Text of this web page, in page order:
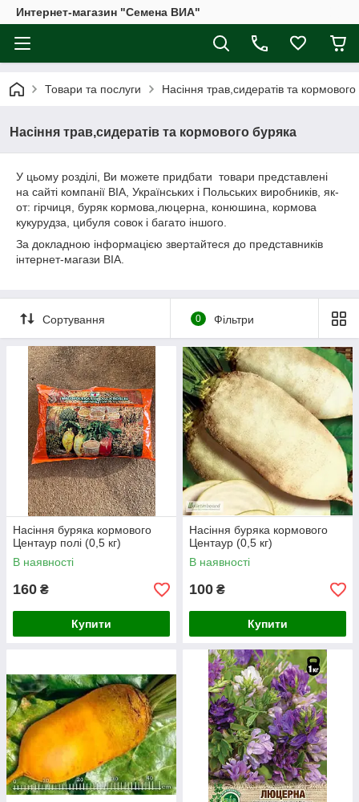
Интернет-магазин "Семена ВИА"
Товари та послуги Насіння трав,сидератів та
Насіння трав,сидератів та кормового буряка
У цьому розділі, Ви можете придбати товари представлені
на сайті компанії ВІА, Українських і Польських виробників, як-
от: гірчиця, буряк кормова,люцерна, конюшина, кормова
кукурудза, цибуля совок і багато іншого.
За докладною інформацією звертайтеся до представників
інтернет-магази ВІА.
Сортування 0 Фільтри
Насіння буряка кормового
Центаур полі (0,5 кг)
В наявності
160 ₴
Купити
Насіння буряка кормового
Центаур (0,5 кг)
В наявності
100 ₴
Купити